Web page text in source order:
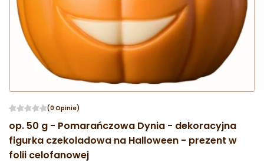
(0 Opinie)
op. 50 g - Pomarańczowa Dynia - dekoracyjna
figurka czekoladowa na Halloween - prezent w
folii celofanowej